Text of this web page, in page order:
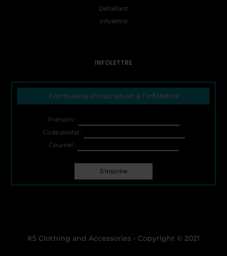
Détaillant
Infolettre
INFOLETTRE
Formulaire d'inscription à l'infolettre
Prénom :
Code postal :
Courriel :
K5 Clothing and Accessories - Copyright © 2021